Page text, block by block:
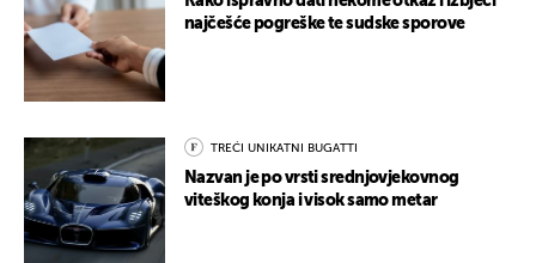
najčešće pogreške te sudske sporove
TREĆI UNIKATNI BUGATTI
Nazvan je po vrsti srednjovjekovnog
viteškog konja i visok samo metar